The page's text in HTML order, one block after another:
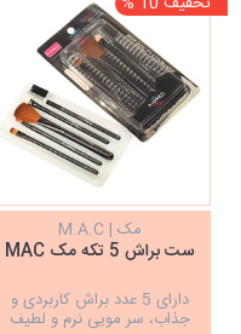
مک | M.A.C
ست براش 5 تکه مک MAC
دارای 5 عدد براش کاربردی و
جذاب، سر مویی نرم و لطیف